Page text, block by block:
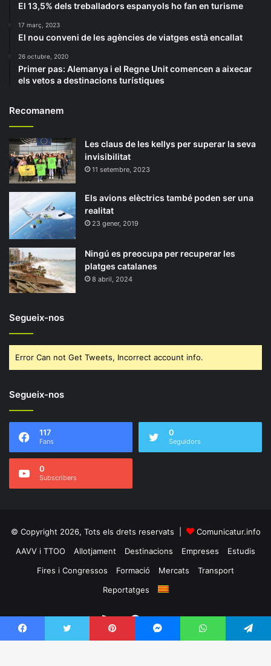
El 13,5% dels treballadors espanyols ho fan en turisme
17 març, 2023
El nou conveni de les agències de viatges està encallat
26 octubre, 2020
Primer pas: Alemanya i el Regne Unit comencen a aixecar
els vetos a destinacions turístiques
Recomanem
Les claus de les kellys per superar la seva
invisibilitat
11 setembre, 2023
Els avions elèctrics també poden ser una
realitat
23 gener, 2019
Ningú es preocupa per recuperar les
platges catalanes
8 abril, 2024
Segueix-nos
Error Can not Get Tweets, Incorrect account info.
Segueix-nos
117
Fans
0
Seguidors
0
Subscribers
© Copyright 2026, Tots els drets reservats |
Comunicatur.info
AAVV i TTOO
Allotjament Destinacions Empreses
Estudis
Fires i Congressos
Formació Mercats
Transport
Reportatges
RSS Facebook
Twitter
Facebook Twitter Pinterest Messenger WhatsApp Telegram